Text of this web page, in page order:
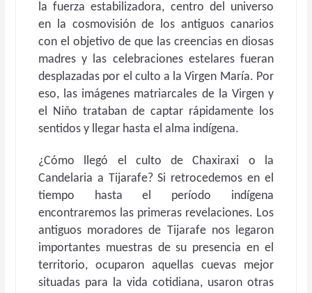
la fuerza estabilizadora, centro del universo
en la cosmovisión de los antiguos canarios
con el objetivo de que las creencias en diosas
madres y las celebraciones estelares fueran
desplazadas por el culto a la Virgen María. Por
eso, las imágenes matriarcales de la Virgen y
el Niño trataban de captar rápidamente los
sentidos y llegar hasta el alma indígena.
¿Cómo llegó el culto de Chaxiraxi o la
Candelaria a Tijarafe? Si retrocedemos en el
tiempo hasta el período indígena
encontraremos las primeras revelaciones. Los
antiguos moradores de Tijarafe nos legaron
importantes muestras de su presencia en el
territorio, ocuparon aquellas cuevas mejor
situadas para la vida cotidiana, usaron otras